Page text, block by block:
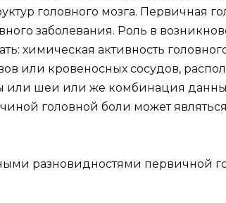
головного мозга. Первичная
заболевания. Роль в
химическая активность
или кровеносных сосудов,
шеи или же комбинация
головной боли может
разновидностями первичной